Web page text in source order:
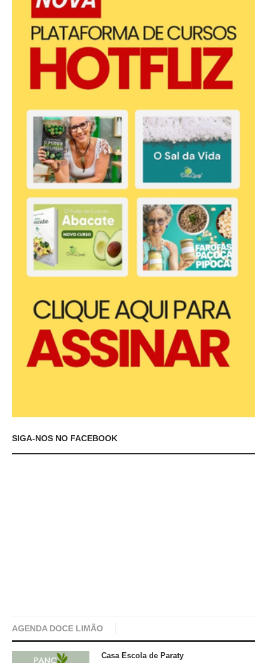
SIGA-NOS NO FACEBOOK
AGENDA DOCE LIMÃO
Casa Escola de Paraty